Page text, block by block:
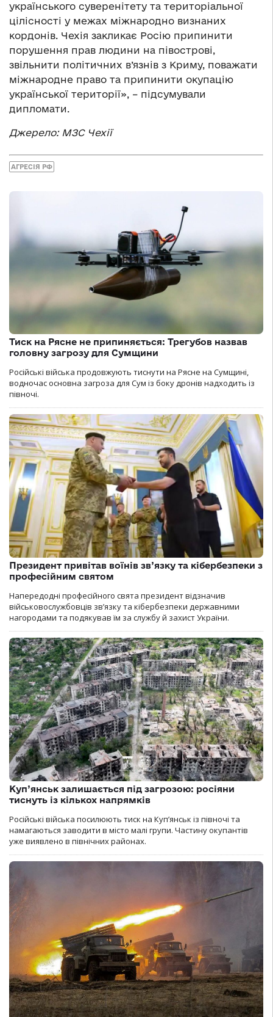
українського суверенітету та територіальної
цілісності у межах міжнародно визнаних
кордонів. Чехія закликає Росію припинити
порушення прав людини на півострові,
звільнити політичних в’язнів з Криму, поважати
міжнародне право та припинити окупацію
української території», – підсумували
дипломати.
Джерело: МЗС Чехії
АГРЕСІЯ РФ
Тиск на Рясне не припиняється: Трегубов назвав
головну загрозу для Сумщини
Російські війська продовжують тиснути на Рясне на Сумщині,
водночас основна загроза для Сум із боку дронів надходить із
півночі.
Президент привітав воїнів зв’язку та кібербезпеки з
професійним святом
Напередодні професійного свята президент відзначив
військовослужбовців зв’язку та кібербезпеки державними
нагородами та подякував їм за службу й захист України.
Куп’янськ залишається під загрозою: росіяни
тиснуть із кількох напрямків
Російські війська посилюють тиск на Куп’янськ із півночі та
намагаються заводити в місто малі групи. Частину окупантів
уже виявлено в північних районах.